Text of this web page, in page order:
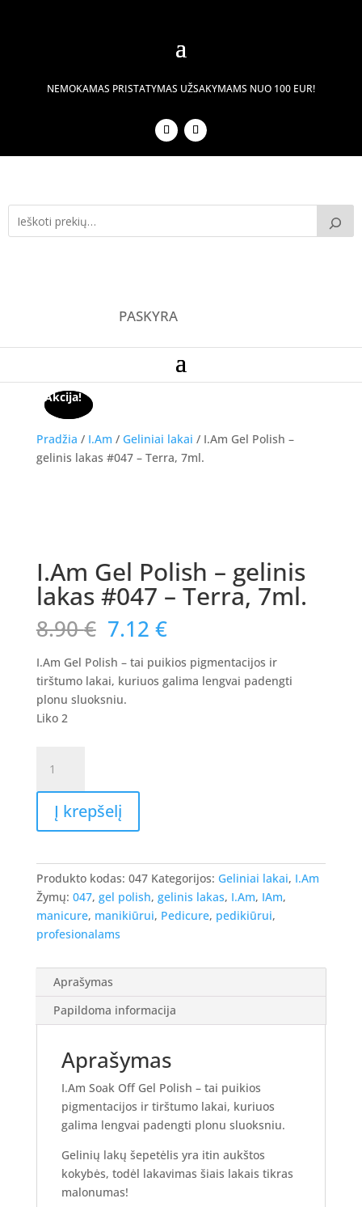
NEMOKAMAS PRISTATYMAS UŽSAKYMAMS NUO 100 EUR!
PASKYRA
Pradžia / I.Am / Geliniai lakai / I.Am Gel Polish –
gelinis lakas #047 – Terra, 7ml.
I.Am Gel Polish – gelinis
lakas #047 – Terra, 7ml.
8.90€ Original
price
was:
8.90 €.
7.12 €Current
price
is:
7.12 €.
I.Am Gel Polish – tai puikios pigmentacijos ir
tirštumo lakai, kuriuos galima lengvai padengti
plonu sluoksniu.
Liko 2
kiekis:
I.Am
Polish
gelinis
lakas
#047
-
Terra,
Į krepšelį
Produkto kodas: 047 Kategorijos: Geliniai lakai, I.Am
Žymų: 047, gel polish, gelinis lakas, I.Am, IAm,
manicure, manikiūrui, Pedicure, pedikiūrui,
profesionalams
Aprašymas
Papildoma informacija
Aprašymas
I.Am Soak Off Gel Polish – tai puikios
pigmentacijos ir tirštumo lakai, kuriuos
galima lengvai padengti plonu sluoksniu.
Gelinių lakų šepetėlis yra itin aukštos
kokybės, todėl lakavimas šiais lakais tikras
malonumas!
Akcija!
Akcija!